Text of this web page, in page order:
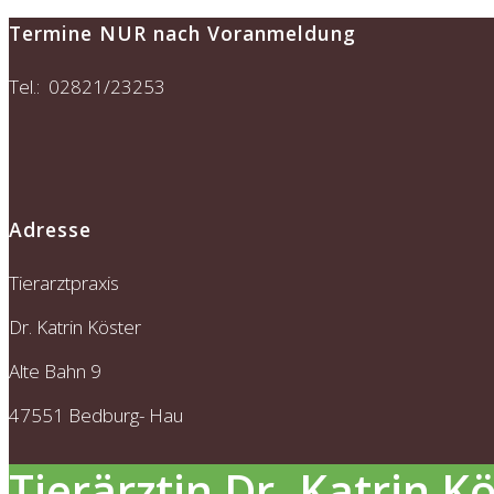
Termine NUR nach Voranmeldung
Tel.: 02821/23253
Adresse
Tierarztpraxis
Dr. Katrin Köster
Alte Bahn 9
47551 Bedburg- Hau